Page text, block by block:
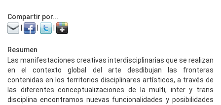
Compartir por...
Resumen
Las manifestaciones creativas interdisciplinarias que se realizan
en el contexto global del arte desdibujan las fronteras
contenidas en los territorios disciplinares artísticos, a través de
las diferentes conceptualizaciones de la multi, inter y trans
disciplina encontramos nuevas funcionalidades y posibilidades